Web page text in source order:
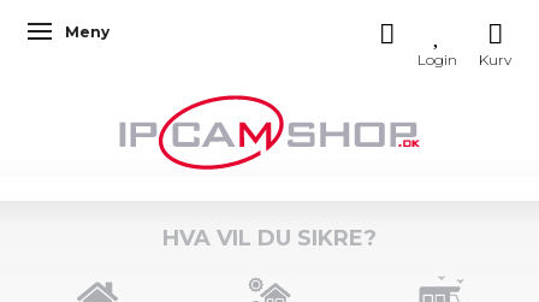
Veksle navigasjon
Meny
HVA VIL DU SIKRE?